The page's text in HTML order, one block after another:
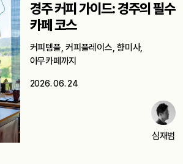
경주 커피 가이드: 경주의 필수
카페 코스
커피템플, 커피플레이스, 향미사,
아무카페까지
2026. 06. 24
심재범